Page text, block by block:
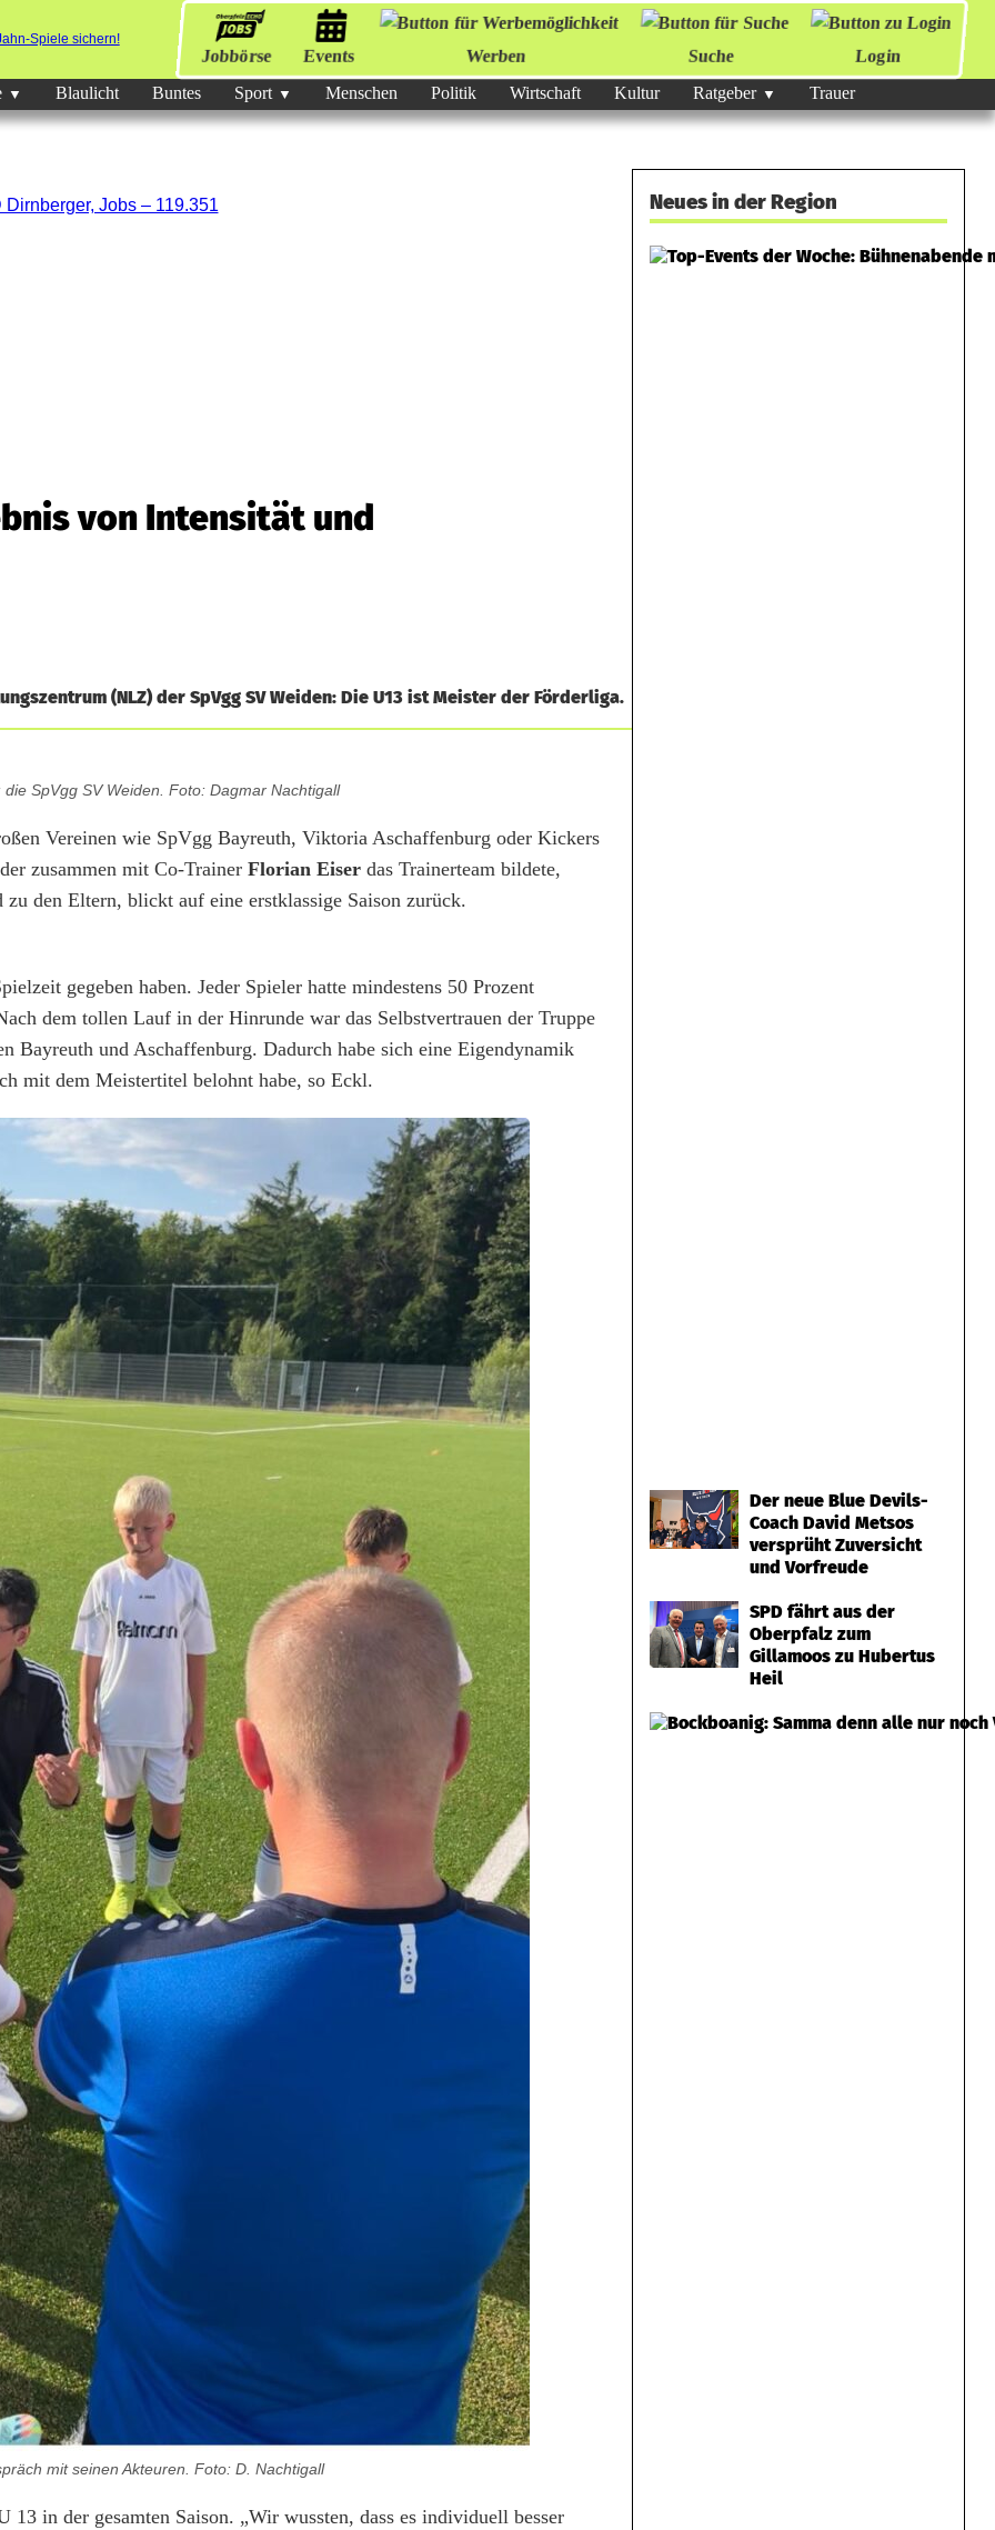
Jobbörse Events Werben Suche
Login
Blaulicht Buntes Sport Menschen Politik Wirtschaft Kultur Ratgeber Trauer
von Intensität und
(NLZ) der SpVgg SV Weiden: Die U13 ist Meister der Förderliga.
SpVgg SV Weiden. Foto: Dagmar Nachtigall
Vereinen wie SpVgg Bayreuth, Viktoria Aschaffenburg oder Kickers
zusammen mit Co-Trainer Florian Eiser das Trainerteam bildete,
zu den Eltern, blickt auf eine erstklassige Saison zurück.
gegeben haben. Jeder Spieler hatte mindestens 50 Prozent
dem tollen Lauf in der Hinrunde war das Selbstvertrauen der Truppe
Bayreuth und Aschaffenburg. Dadurch habe sich eine Eigendynamik
mit dem Meistertitel belohnt habe, so Eckl.
mit seinen Akteuren. Foto: D. Nachtigall
in der gesamten Saison. „Wir wussten, dass es individuell besser
Neues in der Region
Der neue Blue Devils-
Coach David Metsos
versprüht Zuversicht
und Vorfreude
SPD fährt aus der
Oberpfalz zum
Gillamoos zu Hubertus
Heil